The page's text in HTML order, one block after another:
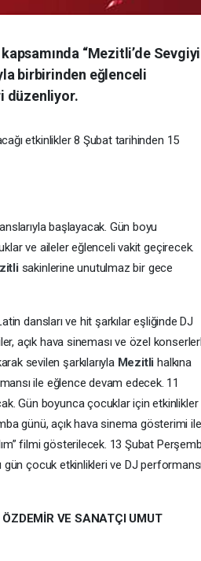
“Mezitli’de Sevgiyi
birbirinden eğlenceli
düzenliyor.
etkinlikler 8 Şubat tarihinden 15
başlayacak. Gün boyu
ve aileler eğlenceli vakit geçirecek.
sakinlerine unutulmaz bir gece
dansları ve hit şarkılar eşliğinde DJ
açık hava sineması ve özel
sevilen şarkılarıyla Mezitli halkına
ile eğlence devam edecek. 11
Gün boyunca çocuklar için etkinlikler
günü, açık hava sinema gösterimi ile
filmi gösterilecek. 13 Şubat
çocuk etkinlikleri ve DJ performansı
VE SANATÇI UMUT